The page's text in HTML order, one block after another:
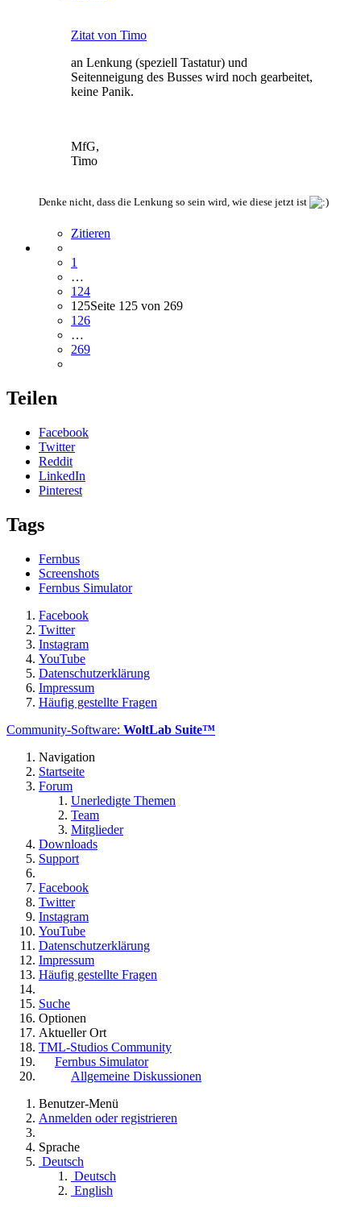
Zitat von Timo
an Lenkung (speziell Tastatur) und
Seitenneigung des Busses wird noch gearbeitet,
keine Panik.
MfG,
Timo
Denke nicht, dass die Lenkung so sein wird, wie diese jetzt ist
Zitieren
1
…
124
125Seite 125 von 269
126
…
269
Teilen
Facebook
Twitter
Reddit
LinkedIn
Pinterest
Tags
Fernbus
Screenshots
Fernbus Simulator
Facebook
Twitter
Instagram
YouTube
Datenschutzerklärung
Impressum
Häufig gestellte Fragen
Community-Software: WoltLab Suite™
Navigation
Startseite
Forum
Unerledigte Themen
Team
Mitglieder
Downloads
Support
Facebook
Twitter
Instagram
YouTube
Datenschutzerklärung
Impressum
Häufig gestellte Fragen
Suche
Optionen
Aktueller Ort
TML-Studios Community
Fernbus Simulator
Allgemeine Diskussionen
Benutzer-Menü
Anmelden oder registrieren
Sprache
Deutsch
Deutsch
English